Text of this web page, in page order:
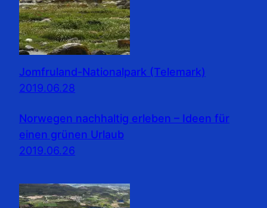
Jomfruland-Nationalpark (Telemark)
2019.06.28
Norwegen nachhaltig erleben – Ideen für
einen grünen Urlaub
2019.06.26